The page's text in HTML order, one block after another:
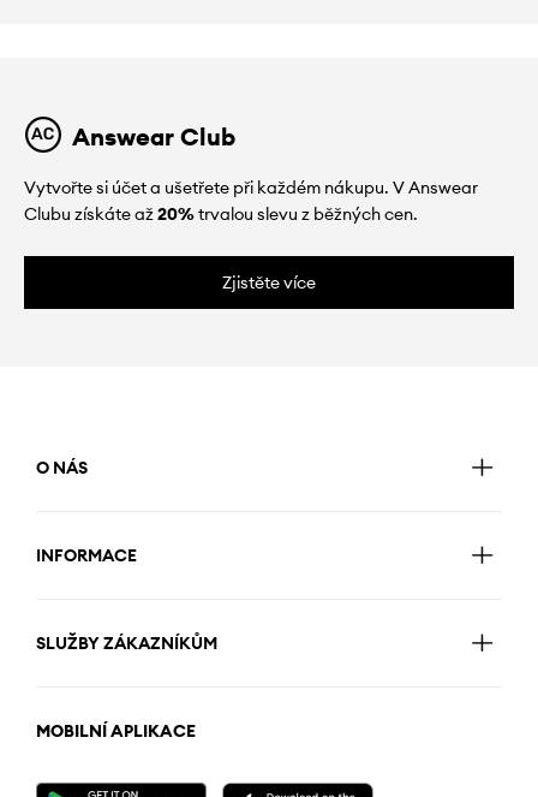
Answear Club
Vytvořte si účet a ušetřete při každém nákupu. V Answear
Clubu získáte až20%trvalou slevu z běžných cen.
Zjistěte více
O NÁS
INFORMACE
SLUŽBY ZÁKAZNÍKŮM
MOBILNÍ APLIKACE